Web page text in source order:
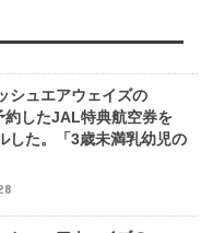
シュエアウェイズの
したJAL特典航空券を
した。「3歳未満乳幼児の